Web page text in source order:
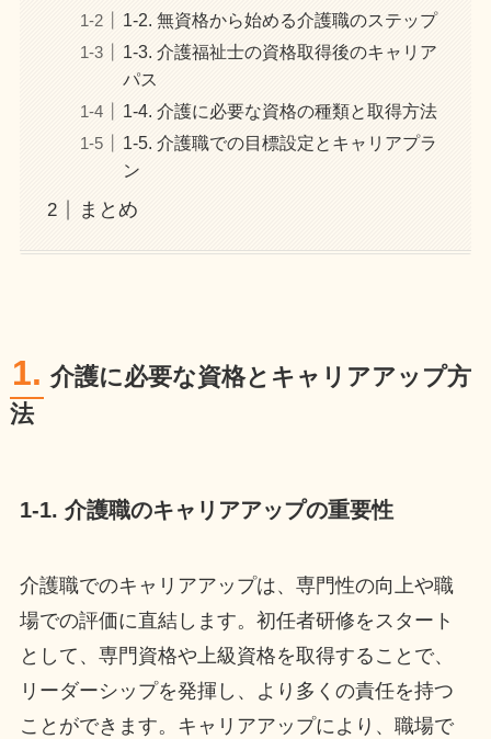
1-2. 無資格から始める介護職のステップ
1-3. 介護福祉士の資格取得後のキャリア
パス
1-4. 介護に必要な資格の種類と取得方法
1-5. 介護職での目標設定とキャリアプラ
ン
まとめ
1. 介護に必要な資格とキャリアアップ方
法
1-1. 介護職のキャリアアップの重要性
介護職でのキャリアアップは、専門性の向上や職
場での評価に直結します。初任者研修をスタート
として、専門資格や上級資格を取得することで、
リーダーシップを発揮し、より多くの責任を持つ
ことができます。キャリアアップにより、職場で